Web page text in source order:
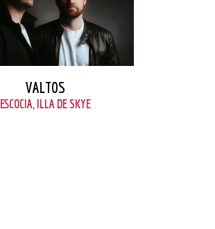
VALTOS
ESCOCIA, ILLA DE SKYE
VER FICHA